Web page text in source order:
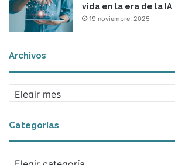
vida en la era de la IA
19 noviembre, 2025
Archivos
Archivos
Categorías
Categorías